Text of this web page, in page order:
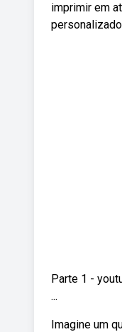
imprimir em
Parte 1 -
...
Imagine um